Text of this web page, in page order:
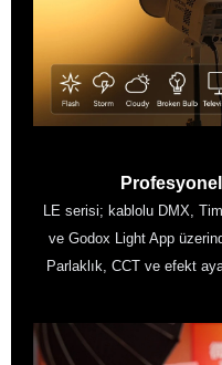
LE serisi; kablolu DMX,
ve Godox Light App
Parlaklık, CCT ve efekt